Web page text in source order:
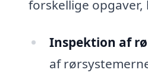
forskellige
Inspektion af
af